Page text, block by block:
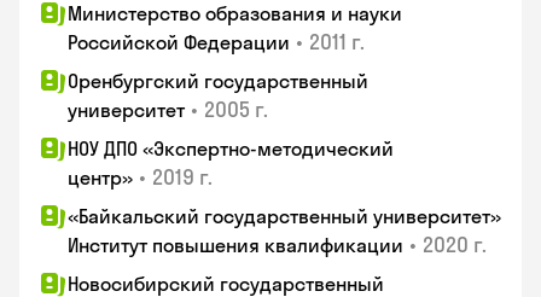
Министерство образования и науки
Российской Федерации • 2011 г.
Оренбургский государственный
университет • 2005 г.
НОУ ДПО «Экспертно-методический
центр» • 2019 г.
«Байкальский государственный университет»
Институт повышения квалификации • 2020 г.
Новосибирский государственный